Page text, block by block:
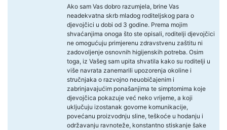
Ako sam Vas dobro razumjela, brine Vas
neadekvatna skrb mladog roditeljskog para o
djevojčici u dobi od 3 godine. Prema mojim
shvaćanjima onoga što ste opisali, roditelji djevojčici
ne omogućuju primjerenu zdravstvenu zaštitu ni
zadovoljenje osnovnih higijenskih potreba. Osim
toga, iz Vašeg sam upita shvatila kako su roditelji u
više navrata zanemarili upozorenja okoline i
stručnjaka o razvojno neuobičajenim i
zabrinjavajućim ponašanjima te simptomima koje
djevojčica pokazuje već neko vrijeme, a koji
uključuju izostanak govorne komunikacije,
povećanu proizvodnju sline, teškoće u hodanju i
održavanju ravnoteže, konstantno stiskanje šake